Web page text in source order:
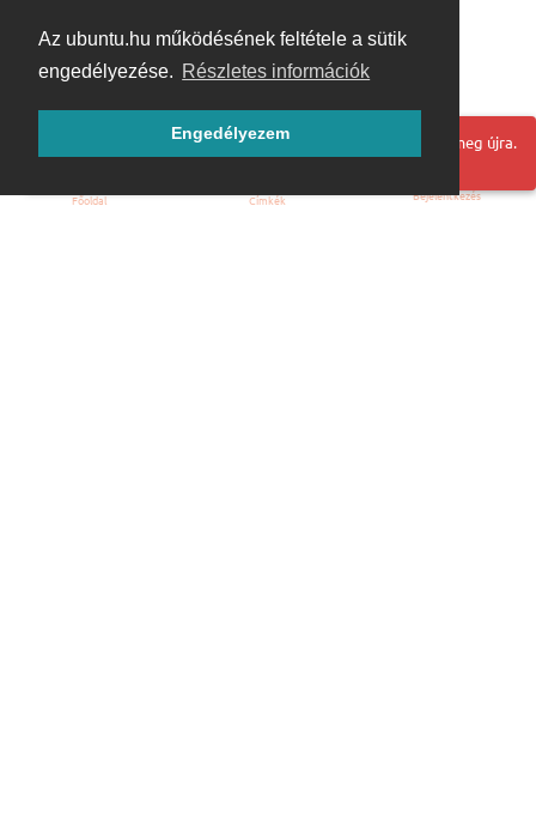
Az ubuntu.hu működésének feltétele a sütik
engedélyezése. Részletes információk
Engedélyezem
Hoppá! Valami hiba történt. Frissítse az oldalt és próbálja meg újra.
Főoldal Címkék Bejelentkezés